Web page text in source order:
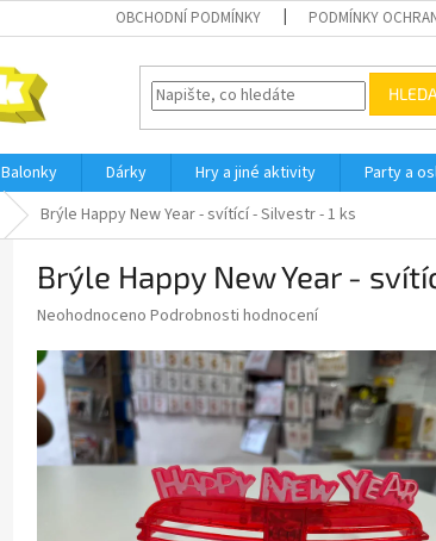
OBCHODNÍ PODMÍNKY PODMÍNKY
Balonky Dárky Hry a jiné aktivity Party a
Brýle Happy New Year - svítící - Silvestr - 1 ks
Brýle Happy New Year -
Průměrné
produktu
je
0,0
z
5
hvězdiček.
Neohodnoceno Podrobnosti hodnocení